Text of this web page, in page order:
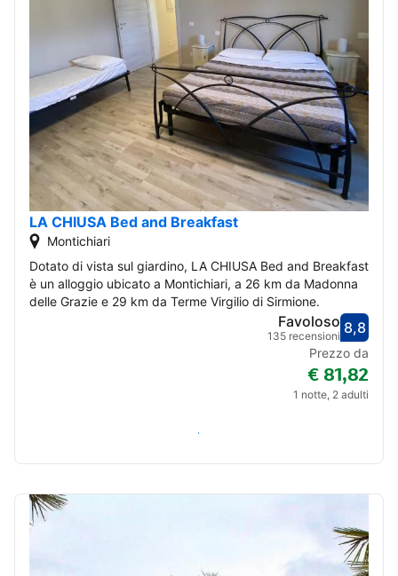
LA CHIUSA Bed and Breakfast
Montichiari
Dotato di vista sul giardino, LA CHIUSA Bed and Breakfast
è un alloggio ubicato a Montichiari, a 26 km da Madonna
delle Grazie e 29 km da Terme Virgilio di Sirmione.
8,8
Favoloso
135 recensioni
Prezzo da
€ 81,82
1 notte, 2 adulti
Verifica disponibilità